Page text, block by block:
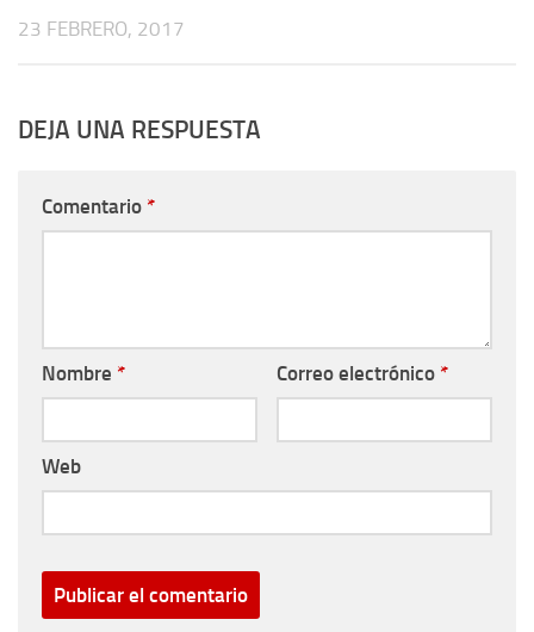
23 FEBRERO, 2017
DEJA UNA RESPUESTA
Comentario *
Nombre * Correo electrónico *
Web